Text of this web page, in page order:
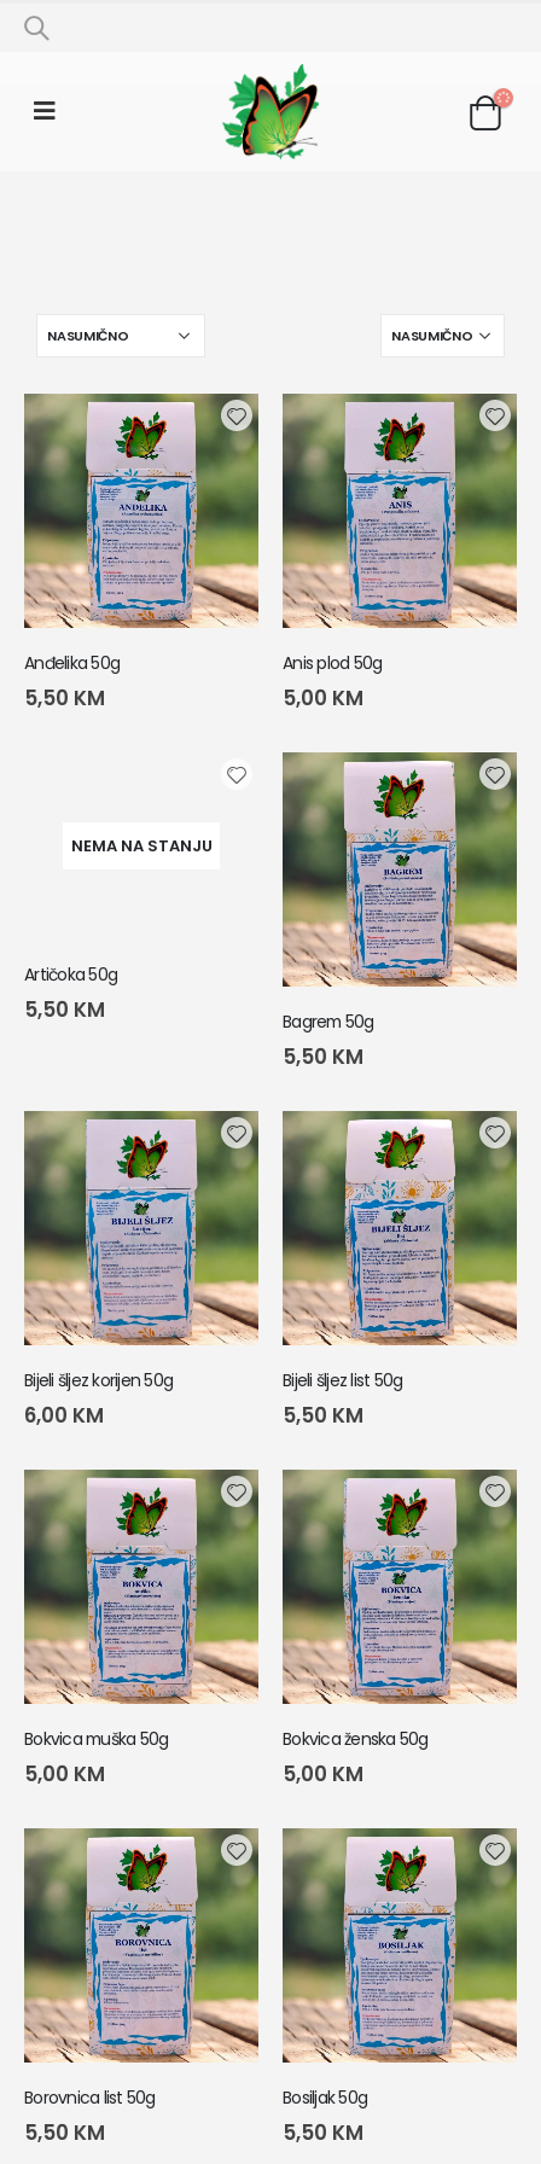
Anđelika 50g
5,50 KM
Anis plod 50g
5,00 KM
NEMA NA STANJU
Artičoka 50g
5,50 KM Bagrem 50g
5,50 KM
Bijeli šljez korijen 50g
6,00 KM
Bijeli šljez list 50g
5,50 KM
Bokvica muška 50g
5,00 KM
Bokvica ženska 50g
5,00 KM
Borovnica list 50g
5,50 KM
Bosiljak 50g
5,50 KM